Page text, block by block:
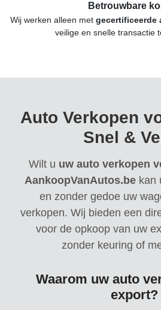
Betrouwbare
Wij werken alleen met gecertificeerde
veilige en snelle transactie
Auto Verkopen
Snel &
Wilt u uw auto verkopen
AankoopVanAutos.be kan
en zonder gedoe uw
verkopen. Wij bieden een
voor de opkoop van uw
zonder keuring of
Waarom uw auto
export?